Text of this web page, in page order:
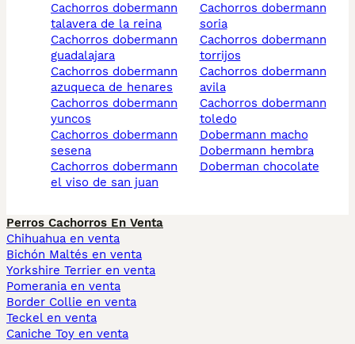
cachorros dobermann
talavera de la reina
cachorros dobermann
guadalajara
cachorros dobermann
azuqueca de henares
cachorros dobermann
yuncos
cachorros dobermann
sesena
cachorros dobermann
el viso de san juan
cachorros dobermann
soria
cachorros dobermann
torrijos
cachorros dobermann
avila
cachorros dobermann
toledo
dobermann macho
dobermann hembra
doberman chocolate
Perros Cachorros En Venta
Chihuahua en venta
Bichón Maltés en venta
Yorkshire Terrier en venta
Pomerania en venta
Border Collie en venta
Teckel en venta
Caniche Toy en venta